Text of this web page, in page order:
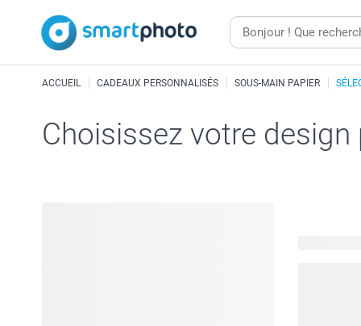
ACCUEIL CADEAUX PERSONNALISÉS SOUS-MAIN PAPIER
Choisissez votre